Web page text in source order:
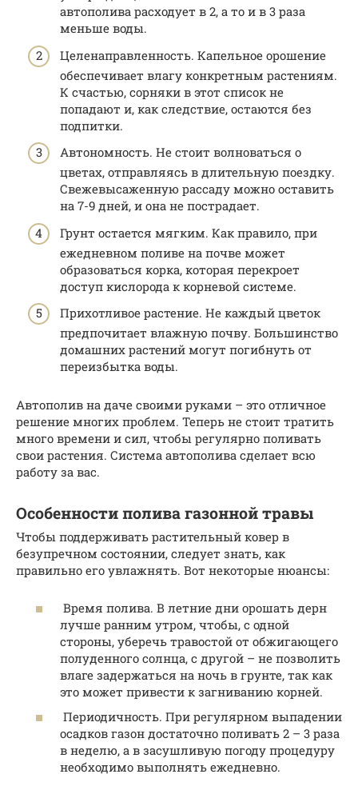
автополива расходует в 2, а то и в 3 раза
меньше воды.
Целенаправленность. Капельное орошение
обеспечивает влагу конкретным растениям.
К счастью, сорняки в этот список не
попадают и, как следствие, остаются без
подпитки.
Автономность. Не стоит волноваться о
цветах, отправляясь в длительную поездку.
Свежевысаженную рассаду можно оставить
на 7-9 дней, и она не пострадает.
Грунт остается мягким. Как правило, при
ежедневном поливе на почве может
образоваться корка, которая перекроет
доступ кислорода к корневой системе.
Прихотливое растение. Не каждый цветок
предпочитает влажную почву. Большинство
домашних растений могут погибнуть от
переизбытка воды.
Автополив на даче своими руками – это отличное
решение многих проблем. Теперь не стоит тратить
много времени и сил, чтобы регулярно поливать
свои растения. Система автополива сделает всю
работу за вас.
Особенности полива газонной травы
Чтобы поддерживать растительный ковер в
безупречном состоянии, следует знать, как
правильно его увлажнять. Вот некоторые нюансы:
Время полива. В летние дни орошать дерн
лучше ранним утром, чтобы, с одной
стороны, уберечь травостой от обжигающего
полуденного солнца, с другой – не позволить
влаге задержаться на ночь в грунте, так как
это может привести к загниванию корней.
Периодичность. При регулярном выпадении
осадков газон достаточно поливать 2 – 3 раза
в неделю, а в засушливую погоду процедуру
необходимо выполнять ежедневно.